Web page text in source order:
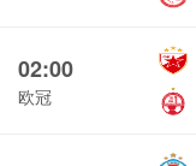
02:00
欧冠